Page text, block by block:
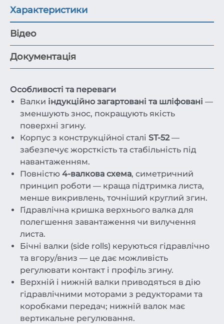
Характеристики
Відео
Документація
Особливості та переваги
Валки індукційно загартовані та шліфовані —
зменшують знос, покращують якість
поверхні згину.
Корпус з конструкційної сталі ST-52—
забезпечує жорсткість та стабільність під
навантаженням.
Повністю 4-валкова схема, симетричний
принцип роботи — краща підтримка листа,
менше викривлень, точніший круглий згин.
Гідравлічна кришка верхнього валка для
полегшення завантаження чи вилучення
листа.
Бічні валки (side rolls) керуються гідравлічно
та вгору/вниз — це дає можливість
регулювати контакт і профіль згину.
Верхній і нижній валки приводяться в дію
гідравлічними моторами з редукторами та
коробками передач; нижній валок має
вертикальне регулювання.